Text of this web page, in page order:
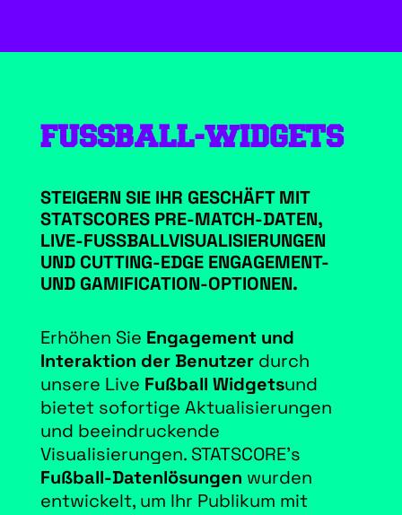
FUSSBALL-WIDGETS
STEIGERN SIE IHR GESCHÄFT MIT
STATSCORES PRE-MATCH-DATEN,
LIVE-FUSSBALLVISUALISIERUNGEN U
ND CUTTING-EDGE ENGAGEMENT- U
ND GAMIFICATION-OPTIONEN.
Erhöhen Sie Engagement und
Interaktion der Benutzerdurch
unsere Live Fußball Widgetsund
bietet sofortige Aktualisierungen
und beeindruckende
Visualisierungen. STATSCORE’s
Fußball-Datenlösungen wurden
entwickelt, um Ihr Publikum mit